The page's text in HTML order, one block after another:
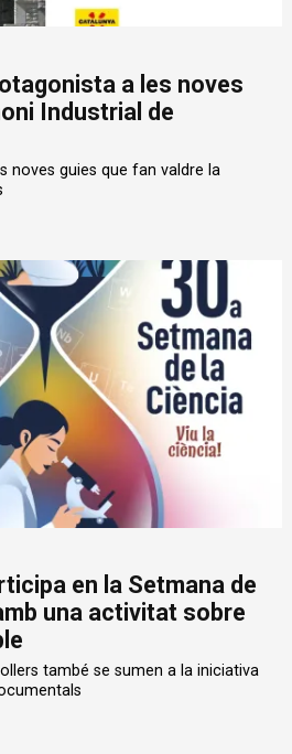
a les noves
Industrial de
noves guies que fan valdre la
en la Setmana de
una activitat sobre
també se sumen a la iniciativa